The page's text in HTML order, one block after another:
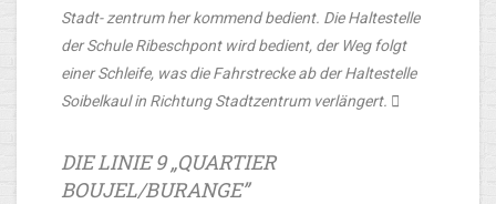
Stadt- zentrum her kommend bedient. Die Haltestelle
der Schule Ribeschpont wird bedient, der Weg folgt
einer Schleife, was die Fahrstrecke ab der Haltestelle
Soibelkaul in Richtung Stadtzentrum verlängert. 
DIE LINIE 9 „QUARTIER
BOUJEL/BURANGE”